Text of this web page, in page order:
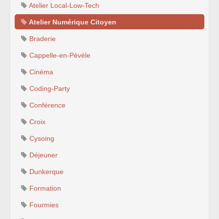
Atelier Local-Low-Tech
Atelier Numérique Citoyen
Braderie
Cappelle-en-Pévèle
Cinéma
Coding-Party
Conférence
Croix
Cysoing
Déjeuner
Dunkerque
Formation
Fourmies